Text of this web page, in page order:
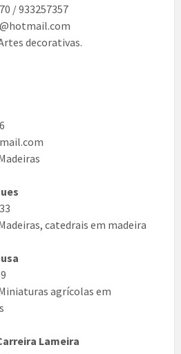
/ 933257357
decorativas.
catedrais em madeira
agrícolas em
Lameira